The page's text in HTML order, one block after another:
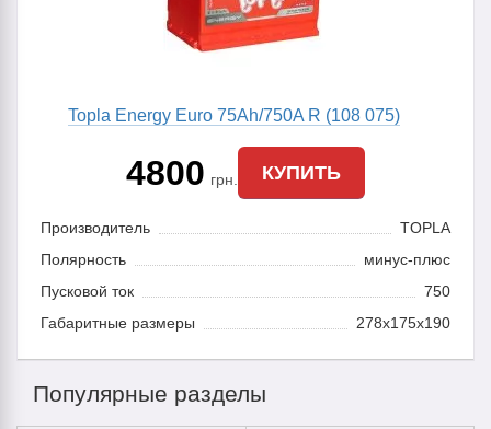
Topla Energy Euro 75Ah/750A R (108 075)
4800 грн. КУПИТЬ
Производитель
TOPLA
Полярность
минус-плюс
Пусковой ток
750
Габаритные размеры
278x175x190
Популярные разделы